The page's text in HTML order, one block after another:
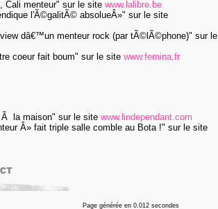
Cali menteur" sur le site www.lalibre.be
l'Ã©galitÃ© absolueÂ»" sur le site
dâ€™un menteur rock (par tÃ©lÃ©phone)" sur le
coeur fait boum" sur le site www.femina.fr
Ã la maison" sur le site www.lindependant.com
Â» fait triple salle comble au Bota !" sur le site
Page générée en 0.012 secondes